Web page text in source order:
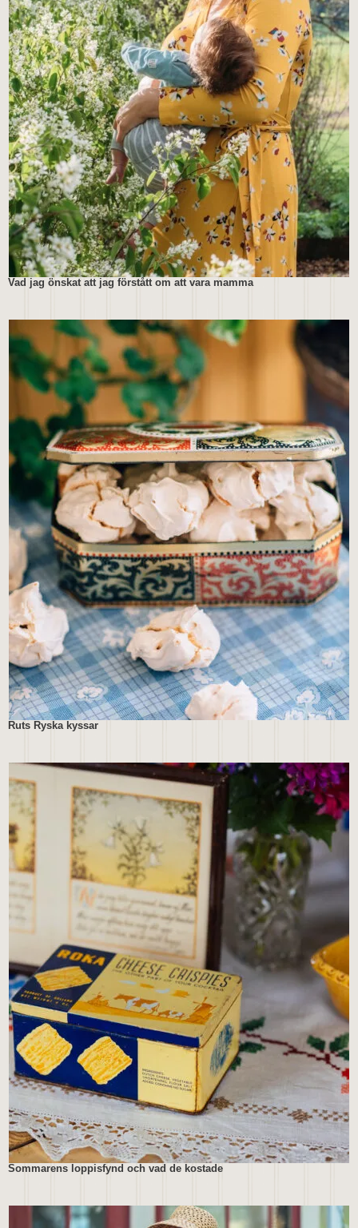
Vad jag önskat att jag förstått om att vara mamma
Ruts Ryska kyssar
Sommarens loppisfynd och vad de kostade